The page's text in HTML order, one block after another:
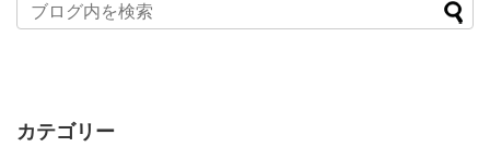
カテゴリー